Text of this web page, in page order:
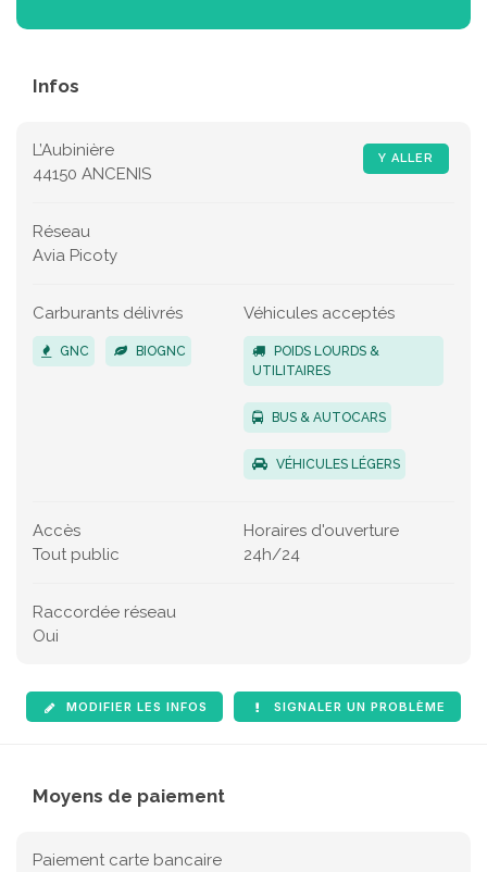
Infos
Y ALLER
L’Aubinière
44150 ANCENIS
Réseau
Avia Picoty
Carburants délivrés
GNC BIOGNC
Véhicules acceptés
POIDS LOURDS &
UTILITAIRES
BUS & AUTOCARS
VÉHICULES LÉGERS
Accès
Tout public
Horaires d'ouverture
24h/24
Raccordée réseau
Oui
MODIFIER LES INFOS SIGNALER UN PROBLÈME
Moyens de paiement
Paiement carte bancaire